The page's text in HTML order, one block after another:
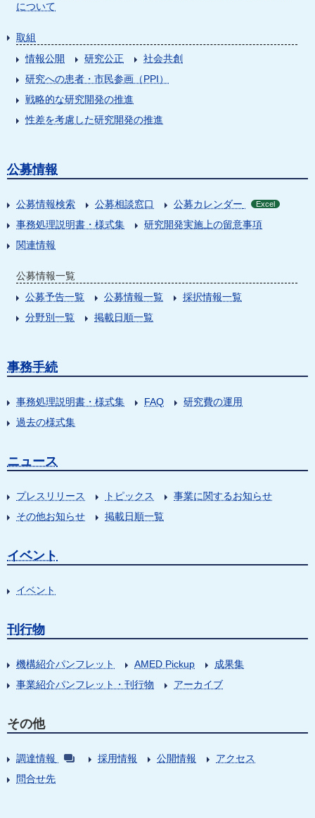
について
取組
情報公開
研究公正
社会共創
研究への患者・市民参画（PPI）
戦略的な研究開発の推進
性差を考慮した研究開発の推進
公募情報
公募情報検索 公募相談窓口 公募カレンダー Excel
事務処理説明書・様式集
研究開発実施上の留意事項
関連情報
公募情報一覧
公募予告一覧
公募情報一覧
採択情報一覧
分野別一覧
掲載日順一覧
事務手続
事務処理説明書・様式集 FAQ
研究費の運用
過去の様式集
ニュース
プレスリリース トピックス
事業に関するお知らせ
その他お知らせ
掲載日順一覧
イベント
イベント
刊行物
機構紹介パンフレット AMED Pickup
成果集
事業紹介パンフレット・刊行物
アーカイブ
その他
調達情報 採用情報 公開情報
アクセス
問合せ先